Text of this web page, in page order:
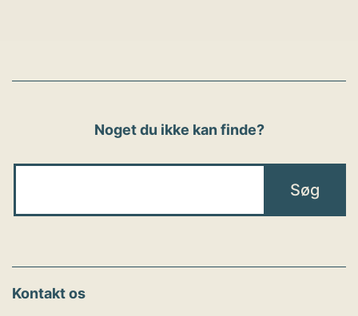
Noget du ikke kan finde?
Kontakt os